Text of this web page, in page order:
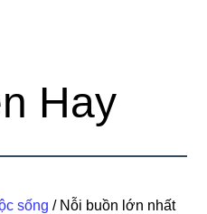
Hay
sống /Nỗi buồn lớn nhất